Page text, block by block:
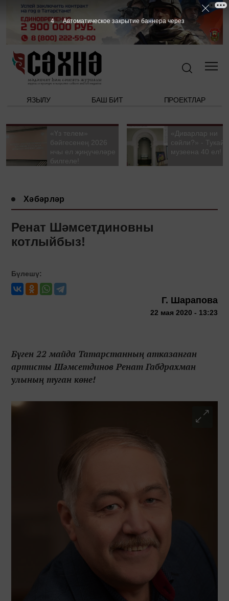
ЯЗЫЛУ БАШ БИТ ПРОЕКТЛАР
«Үз телем»
бәйгесенең 2026
нчы ел җиңүчеләре
билгеле!
«Диварлар ни
сөйли?» - Тукай
музеена 40 ел!
Хәбәрләр
Ренат Шәмсетдиновны
котлыйбыз!
Бүлешү:
Г. Шарапова
22 мая 2020 - 13:23
Бүген 22 майда Татарстанның атказанган
артисты Шәмсетдинов Ренат Габдрахман
улының туган көне!
3 Автоматическое закрытие баннера через